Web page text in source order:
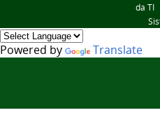
da TI
Powered by Translate